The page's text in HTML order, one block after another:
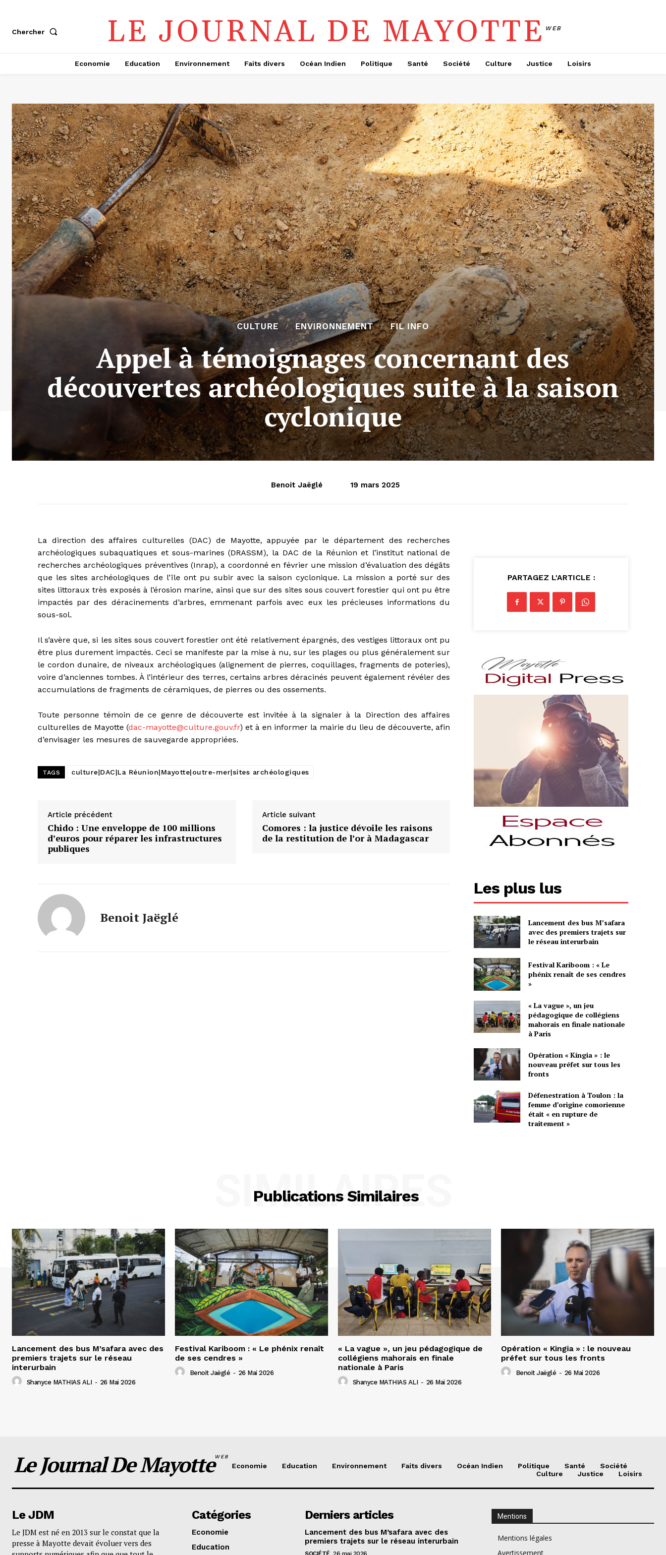
Chercher LE JOURNAL DE MAYOTTE WEB
Economie Education Environnement Faits divers Océan Indien Politique Santé Société Culture Justice Loisirs
CULTURE ENVIRONNEMENT FIL INFO
Appel à témoignages concernant des
découvertes archéologiques suite à la saison
cyclonique
Benoit Jaëglé 19 mars 2025
La direction des affaires culturelles (DAC) de Mayotte, appuyée par le département des recherches
archéologiques subaquatiques et sous-marines (DRASSM), la DAC de la Réunion et l’institut national de
recherches archéologiques préventives (Inrap), a coordonné en février une mission d’évaluation des dégâts
que les sites archéologiques de l’île ont pu subir avec la saison cyclonique. La mission a porté sur des
sites littoraux très exposés à l’érosion marine, ainsi que sur des sites sous couvert forestier qui ont pu être
impactés par des déracinements d’arbres, emmenant parfois avec eux les précieuses informations du
sous-sol.
Il s’avère que, si les sites sous couvert forestier ont été relativement épargnés, des vestiges littoraux ont pu
être plus durement impactés. Ceci se manifeste par la mise à nu, sur les plages ou plus généralement sur
le cordon dunaire, de niveaux archéologiques (alignement de pierres, coquillages, fragments de poteries),
voire d’anciennes tombes. À l’intérieur des terres, certains arbres déracinés peuvent également révéler des
accumulations de fragments de céramiques, de pierres ou des ossements.
Toute personne témoin de ce genre de découverte est invitée à la signaler à la Direction des affaires
culturelles de Mayotte (dac-mayotte@culture.gouv.fr) et à en informer la mairie du lieu de découverte, afin
d’envisager les mesures de sauvegarde appropriées.
TAGS culture|DAC|La Réunion|Mayotte|outre-mer|sites archéologiques
Article précédent
Chido : Une enveloppe de 100 millions
d’euros pour réparer les infrastructures
publiques
Article suivant
Comores : la justice dévoile les raisons
de la restitution de l’or à Madagascar
Benoit Jaëglé
PARTAGEZ L'ARTICLE :
Les plus lus
Lancement des bus M’safara
avec des premiers trajets sur
le réseau interurbain
Festival Kariboom : « Le
phénix renaît de ses cendres
»
« La vague », un jeu
pédagogique de collégiens
mahorais en finale nationale
à Paris
Opération « Kingia » : le
nouveau préfet sur tous les
fronts
Défenestration à Toulon : la
femme d’origine comorienne
était « en rupture de
traitement »
Publications Similaires
SIMILAIRES
Lancement des bus M’safara avec des
premiers trajets sur le réseau
interurbain
Shanyce MATHIAS ALI - 26 Mai 2026
Festival Kariboom : « Le phénix renaît
de ses cendres »
Benoit Jaëglé - 26 Mai 2026
« La vague », un jeu pédagogique de
collégiens mahorais en finale
nationale à Paris
Shanyce MATHIAS ALI - 26 Mai 2026
Opération « Kingia » : le nouveau
préfet sur tous les fronts
Benoit Jaëglé - 26 Mai 2026
Le Journal De MayotteWEB
Economie Education Environnement Faits divers Océan Indien Politique Santé
Société
Culture
Justice Loisirs
Le JDM
Le JDM est né en 2013 sur le constat que la
presse à Mayotte devait évoluer vers des
Catégories
Economie
Education
Derniers articles
Lancement des bus M’safara avec des
premiers trajets sur le réseau interurbain
Mentions
Mentions légales
Avertissement